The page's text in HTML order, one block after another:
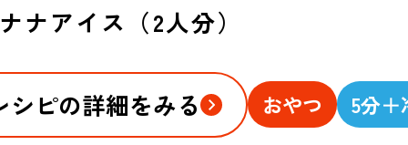
ナアイス（2人分）
シピの詳細をみる おやつ 5分＋